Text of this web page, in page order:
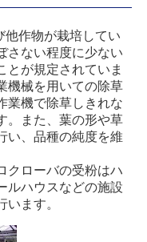
他作物が栽培してい
さない程度に少ない
とが規定されていま
機械を用いての除草
業機で除草しきれな
。また、葉の形や草
い、品種の純度を維
クローバの受粉はハ
ルハウスなどの施設
ます。